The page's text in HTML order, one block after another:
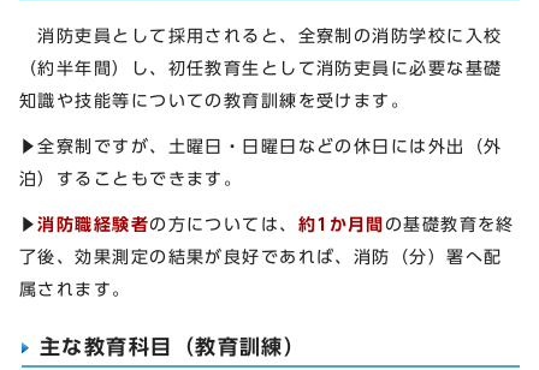
消防吏員として採用されると、全寮制の消防学校に入校
（約半年間）し、初任教育生として消防吏員に必要な基礎
知識や技能等についての教育訓練を受けます。
▶全寮制ですが、土曜日・日曜日などの休日には外出（外
泊）することもできます。
▶消防職経験者の方については、 約1か月間 の基礎教育を終
了後、効果測定の結果が良好であれば、消防（分）署へ配
属されます。
主な教育科目（教育訓練）